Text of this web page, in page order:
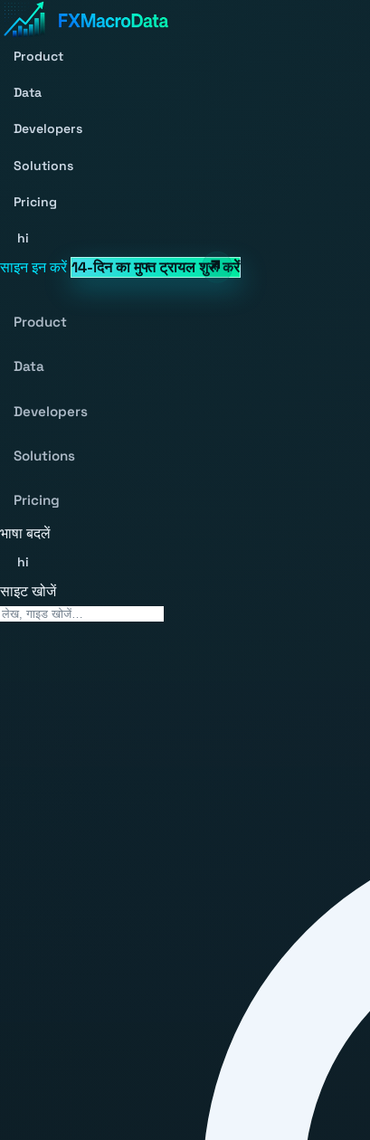
Product
Data
Developers
Solutions
Pricing
hi
साइन इन करें 14-दिन का मुफ्त ट्रायल शुरू करें
Product
Data
Developers
Solutions
Pricing
भाषा बदलें
hi
साइट खोजें